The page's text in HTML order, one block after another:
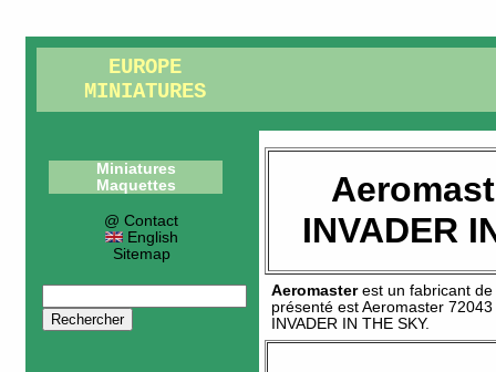
EUROPE
MINIATURES
Miniatures
Maquettes
@ Contact
English
Sitemap
INVADER
Aeromasterest un fabricant
présenté estAeromaster 72043
INVADER IN THE SKY.